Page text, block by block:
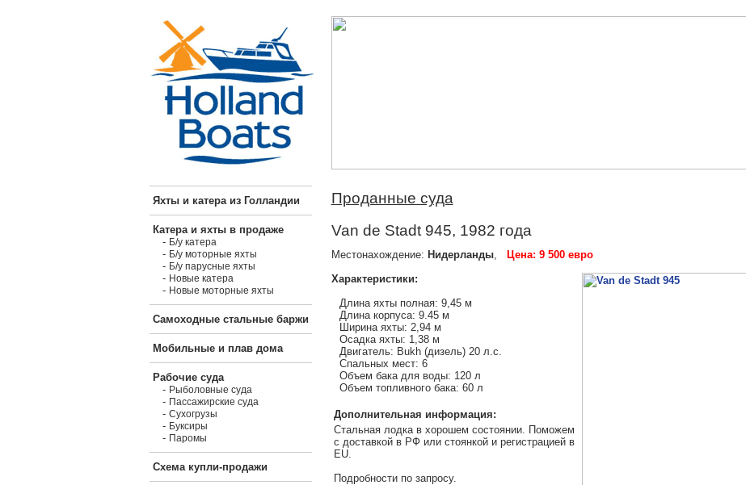
Яхты и катера из Голландии
Катера и яхты в продаже
- Б/у катера
- Б/у моторные яхты
- Б/у парусные яхты
- Новые катера
- Новые моторные яхты
Самоходные стальные баржи
Мобильные и плав дома
Рабочие суда
- Рыболовные суда
- Пассажирские суда
- Сухогрузы
- Буксиры
- Паромы
Схема купли-продажи
Проданные суда
Van de Stadt 945, 1982 года
Местонахождение: Нидерланды, Цена: 9 500 евро
Характеристики:
Длина яхты полная: 9,45 м
Длина корпуса: 9.45 м
Ширина яхты: 2,94 м
Осадка яхты: 1,38 м
Двигатель: Bukh (дизель) 20 л.с.
Спальных мест: 6
Объем бака для воды: 120 л
Объем топливного бака: 60 л
Дополнительная информация:
Стальная лодка в хорошем состоянии. Поможем
с доставкой в РФ или стоянкой и регистрацией в
EU.
Подробности по запросу.